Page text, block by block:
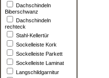
Dachschindeln
Biberschwanz
Dachschindeln
rechteck
Stahl-Kellertür
Sockelleiste Kork
Sockelleiste Parkett
Sockelleiste Laminat
Langschildgarnitur